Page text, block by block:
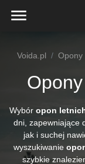
Voida.pl Opony
Wybór opon
dni, zapewniające
jak i suchej
wyszukiwanie
szybkie